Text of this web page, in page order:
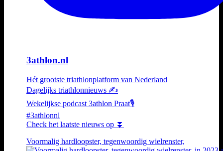
3athlon.nl
Hét grootste triathlonplatform van Nederland
Dagelijks triathlonnieuws ✍️
Wekelijkse podcast 3athlon Praat🎙️
#3athlonnl
Check het laatste nieuws op ⏬
Voormalig hardloopster, tegenwoordig wielrenster,